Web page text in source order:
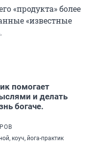
«продукта» более
«известные
помогает
и делать
богаче.
коуч, йога-практик